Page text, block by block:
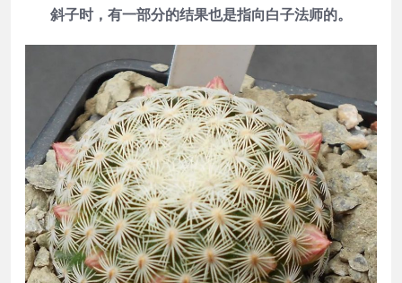
斜子时，有一部分的结果也是指向白子法师的。